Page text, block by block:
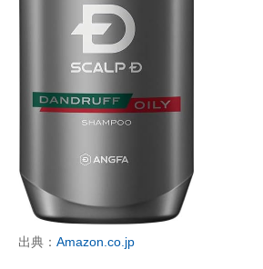
出典： Amazon.co.jp